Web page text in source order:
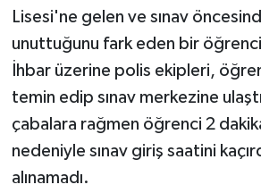
Lisesi'ne gelen ve sınav
unuttuğunu fark eden bir
İhbar üzerine polis ekipleri,
temin edip sınav merkezine
çabalara rağmen öğrenci 2
nedeniyle sınav giriş saatini
alınamadı.